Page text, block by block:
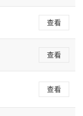
查看
查看
查看